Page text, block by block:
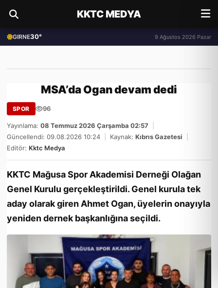
KKTC MEDYA
GIRNE30° 9 Ağustos 2026 Pazar
MSA’da Ogan devam dedi
SPOR 96
Yayınlama: 08 Temmuz 2026 Çarşamba 02:57
Güncellendi: 09.08.2026 10:24
Kaynak: Kıbrıs Gazetesi
Editör: Kktc Medya
KKTC Mağusa Spor Akademisi Derneği Olağan
Genel Kurulu gerçekleştirildi. Genel kurula tek
aday olarak giren Ahmet Ogan, üyelerin onayıyla
yeniden dernek başkanlığına seçildi.